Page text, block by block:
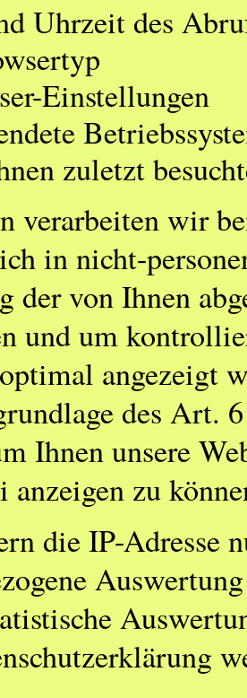
Uhrzeit des
Einstellungen
zuletzt
verarbeiten wir
in nicht-
der von Ihnen
und um
angezeigt
des Art.
Ihnen unsere
anzeigen zu
die IP-Adresse